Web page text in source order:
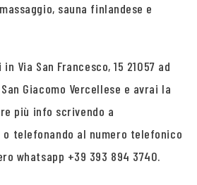
sauna finlandese e
Via San Francesco, 15 21057 ad
Giacomo Vercellese e avrai la
più info scrivendo a
o telefonando al numero telefonico
whatsapp +39 393 894 3740.